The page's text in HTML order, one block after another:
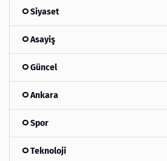
Siyaset
Asayiş
Güncel
Ankara
Spor
Teknoloji